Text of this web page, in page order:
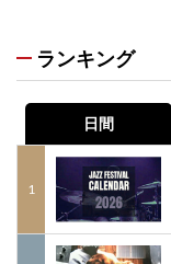
ランキング
日間